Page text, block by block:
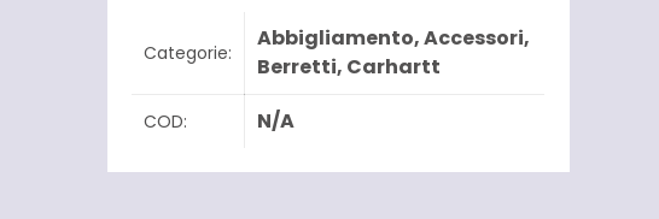
Categorie:
Abbigliamento,Accessori,
Berretti, Carhartt
COD: N/A